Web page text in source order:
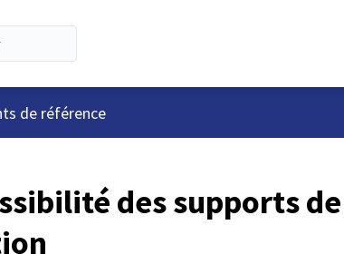
de référence
des supports de